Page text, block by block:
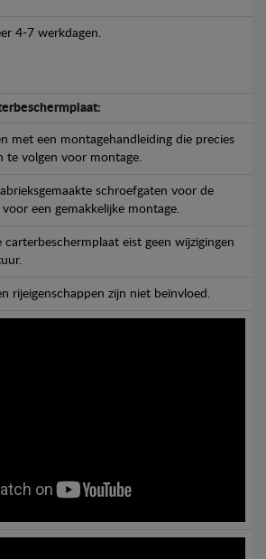
4-7 werkdagen.
met een montagehandleiding die precies
te volgen voor montage.
schroefgaten voor de
een gemakkelijke montage.
eist geen wijzigingen
rijeigenschappen zijn niet beïnvloed.